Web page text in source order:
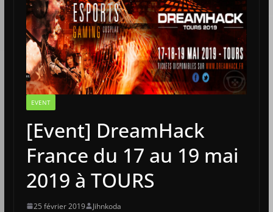
EVENT
[Event] DreamHack
France du 17 au 19 mai
2019 à TOURS
25 février 2019 Jihnkoda